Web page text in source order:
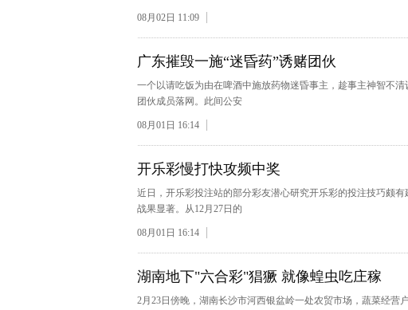
08月02日 11:09
广东摧毁一施“迷昏药”诱赌团伙
一个以请吃饭为由在啤酒中施放药物迷昏事主，趁事主神智不
团伙成员落网。此间公安
08月01日 16:14
开乐彩慢打快攻频中奖
近日，开乐彩投注站的部分彩友潜心研究开乐彩的投注技巧颇
战果显著。从12月27日的
08月01日 16:14
湖南地下"六合彩"猖獗 就像蝗虫吃庄稼
2月23日傍晚，湖南长沙市河西银盆岭一处农贸市场，蔬菜经